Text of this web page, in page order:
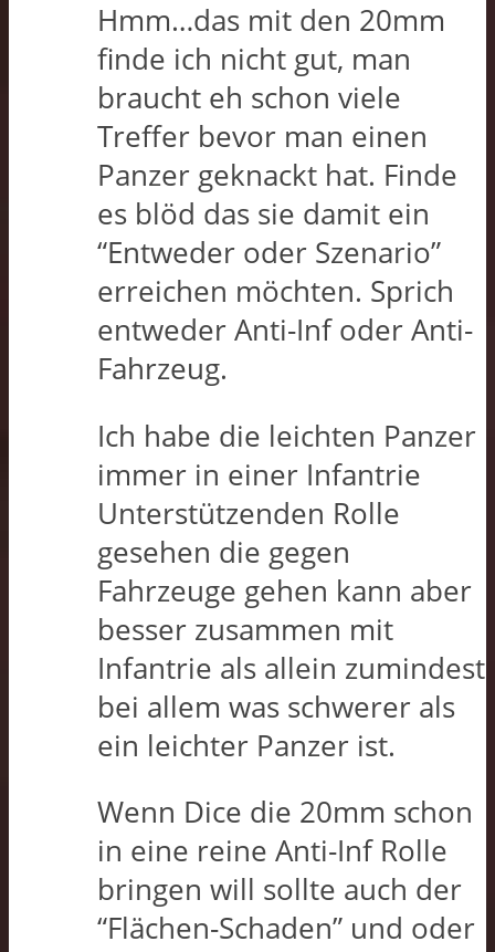
Hmm…das mit den 20mm
finde ich nicht gut, man
braucht eh schon viele
Treffer bevor man einen
Panzer geknackt hat. Finde
es blöd das sie damit ein
“Entweder oder Szenario”
erreichen möchten. Sprich
entweder Anti-Inf oder Anti-
Fahrzeug.
Ich habe die leichten Panzer
immer in einer Infantrie
Unterstützenden Rolle
gesehen die gegen
Fahrzeuge gehen kann aber
besser zusammen mit
Infantrie als allein zumindest
bei allem was schwerer als
ein leichter Panzer ist.
Wenn Dice die 20mm schon
in eine reine Anti-Inf Rolle
bringen will sollte auch der
“Flächen-Schaden” und oder